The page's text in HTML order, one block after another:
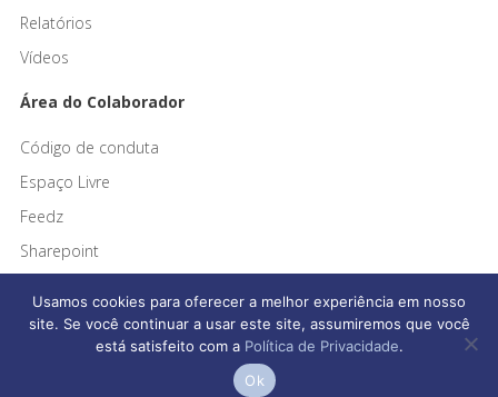
Relatórios
Vídeos
Área do Colaborador
Código de conduta
Espaço Livre
Feedz
Sharepoint
Afonso França Engenharia © 2026 Todos os direitos reservados
Usamos cookies para oferecer a melhor experiência em nosso
site. Se você continuar a usar este site, assumiremos que você
está satisfeito com a Política de Privacidade.
Ok